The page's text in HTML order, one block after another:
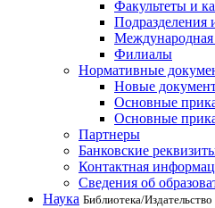
Факультеты и
Подразделения
Филиалы
Нормативные
Новые
Основные
Основные
Партнеры
Банковские
Контактная
Сведения об
Наука Библиотека/Издательство